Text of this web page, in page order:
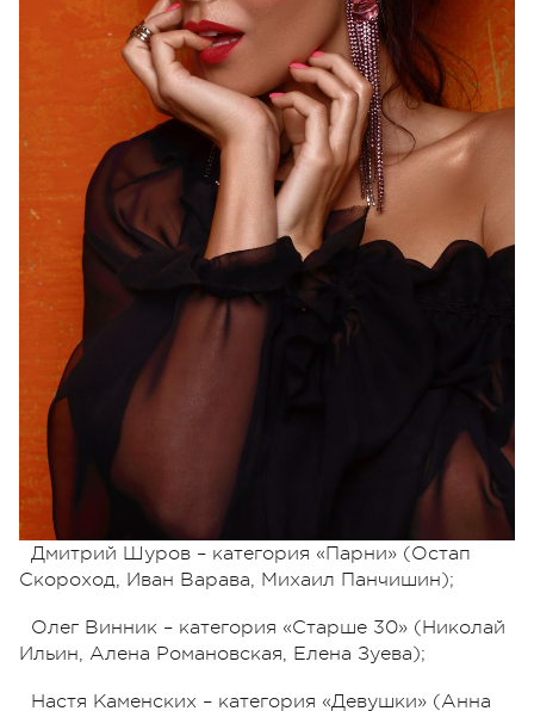
Кроме того, зрители шоу «Х-фактор» увидят
вокальную битву финалистов шоу. А поскольку в
этом году в шоу вернулась традиция разделения
участников на категории, судейские команды
выглядят так:
Андрей Данилко
– категория «Коллективы»
(Kazka, Yurcash, «Каблуками по брусчатке»);
Дмитрий Шуров – категория «Парни» (Остап
Скороход, Иван Варава, Михаил Панчишин);
Олег Винник – категория «Старше 30» (Николай
Ильин, Алена Романовская, Елена Зуева);
Настя Каменских – категория «Девушки» (Анна